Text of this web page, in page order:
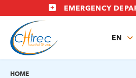
to
main
content
EMERGENCY
EN
HOME